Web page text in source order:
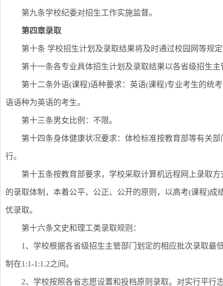
第九条学校纪委对招生工作实施监督。
第四章录取
第十条 学校招生计划及录取结果将及时通过校园网等规
第十一条各专业具体招生计划及录取结果以各省级招生
第十二条外语(课程)语种要求：英语(课程)专业考生的统
语语种为英语的考生。
第十三条男女比例：不限。
第十四条身体健康状况要求：体检标准按教育部等有关
行。
第十五条按教育部要求，学校采取计算机远程网上录取
的录取体制，本着公平、公正、公开的原则，以高考(课程)
优录取。
第十六条文史和理工类录取规则：
1、学校根据各省级招生主管部门划定的相应批次录取最
制在1:1-1:1.2之间。
2、学校按照各省志愿设置和投档原则录取。对实行平行